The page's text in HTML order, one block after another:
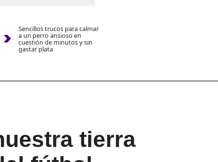
Sencillos trucos para calmar
a un perro ansioso en
cuestión de minutos y sin
gastar plata
tierra